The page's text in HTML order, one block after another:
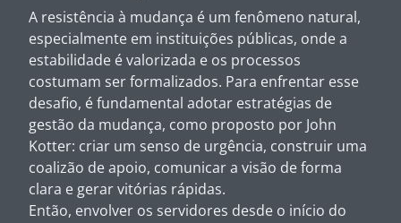
A resistência à mudança é um fenômeno natural,
especialmente em instituições públicas, onde a
estabilidade é valorizada e os processos
costumam ser formalizados. Para enfrentar esse
desafio, é fundamental adotar estratégias de
gestão da mudança, como proposto por John
Kotter: criar um senso de urgência, construir uma
coalizão de apoio, comunicar a visão de forma
clara e gerar vitórias rápidas.
Então, envolver os servidores desde o início do